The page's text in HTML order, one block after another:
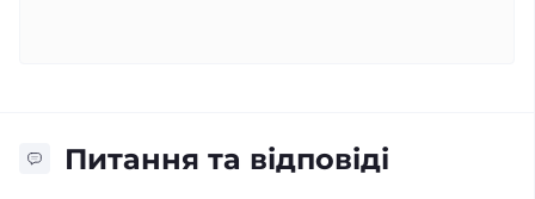
Питання та відповіді